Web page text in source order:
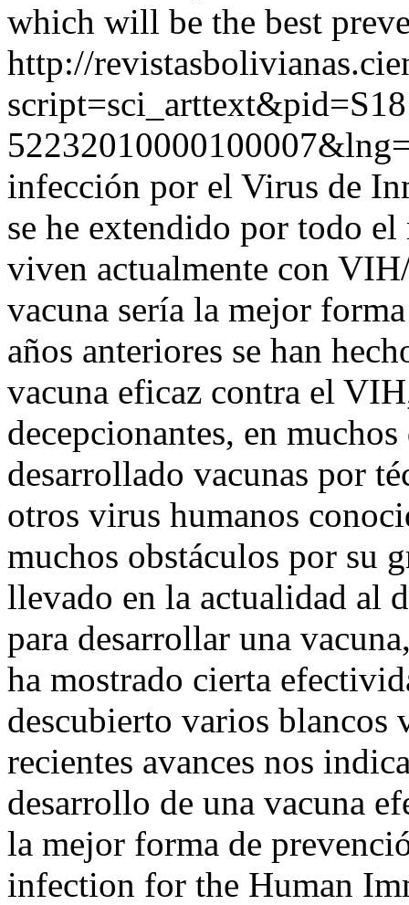
which will be the best
http://
infección por el Virus de
se he extendido por todo
viven actualmente con
vacuna sería la mejor
años anteriores se han
vacuna eficaz contra el
decepcionantes, en
desarrollado vacunas por
otros virus humanos
muchos obstáculos por su
llevado en la actualidad al
para desarrollar una
ha mostrado cierta
descubierto varios blancos
recientes avances nos
desarrollo de una vacuna
la mejor forma de
infection for the Human